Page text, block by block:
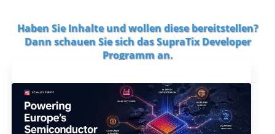
Haben Sie Inhalte und wollen diese bereitstellen?
Dann schauen Sie sich dasSupraTix Developer
Programman.